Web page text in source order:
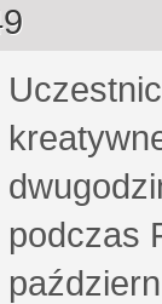
podczas